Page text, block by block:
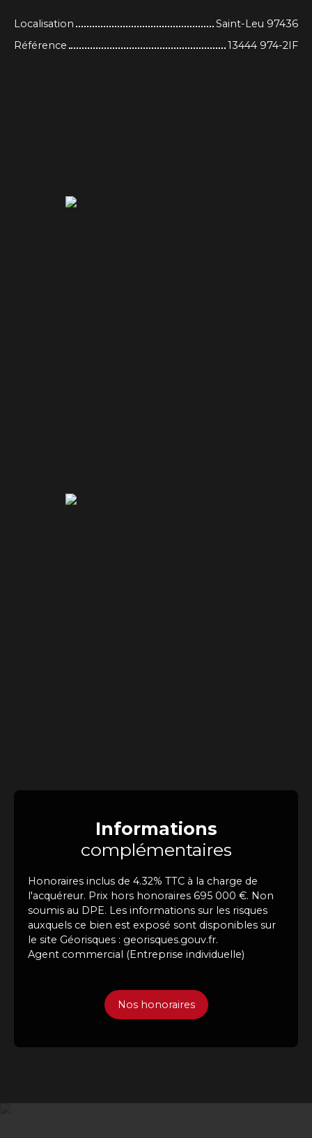
Localisation
Saint-Leu 97436
Référence
13444 974-2IF
Informations
complémentaires
Honoraires inclus de 4.32% TTC à la charge de
l'acquéreur. Prix hors honoraires 695 000 €. Non
soumis au DPE. Les informations sur les risques
auxquels ce bien est exposé sont disponibles sur
le site Géorisques : georisques.gouv.fr.
Agent commercial (Entreprise individuelle)
Nos honoraires